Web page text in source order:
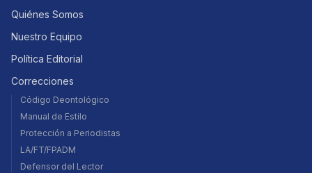
Quiénes Somos
Nuestro Equipo
Política Editorial
Correcciones
Código Deontológico
Manual de Estilo
Protección a Periodistas
LA/FT/FPADM
Defensor del Lector